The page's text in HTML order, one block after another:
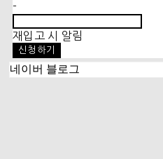
-
재입고 시 알림
신청하기
네이버 블로그